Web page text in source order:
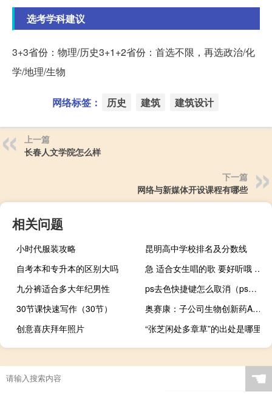
选考学科建议
3+3省份：物理/历史3+1+2省份：首选不限，再选政治/化
学/地理/生物
网络标签： 历史 建筑 建筑设计
上一篇
长春人文学院怎么样
下一篇
网络与新媒体开设课程有哪些
相关问题
小时代服装攻略
昆明高中学校排名及分数线
自考本和专升本的区别大吗
急 适合女生唱的歌 要好听哦 不要太难唱的
九分裤适合多大年纪男性
ps去色快捷键怎么取消（ps去色快捷键）
30节课快速写作（30节）
奥赛康：子公司生物创新药ASKG915在美国开展的I期临床研究完成首例患者给药
创意喜庆拜年照片
“张芝闲处多章草”的出处是哪里
☚